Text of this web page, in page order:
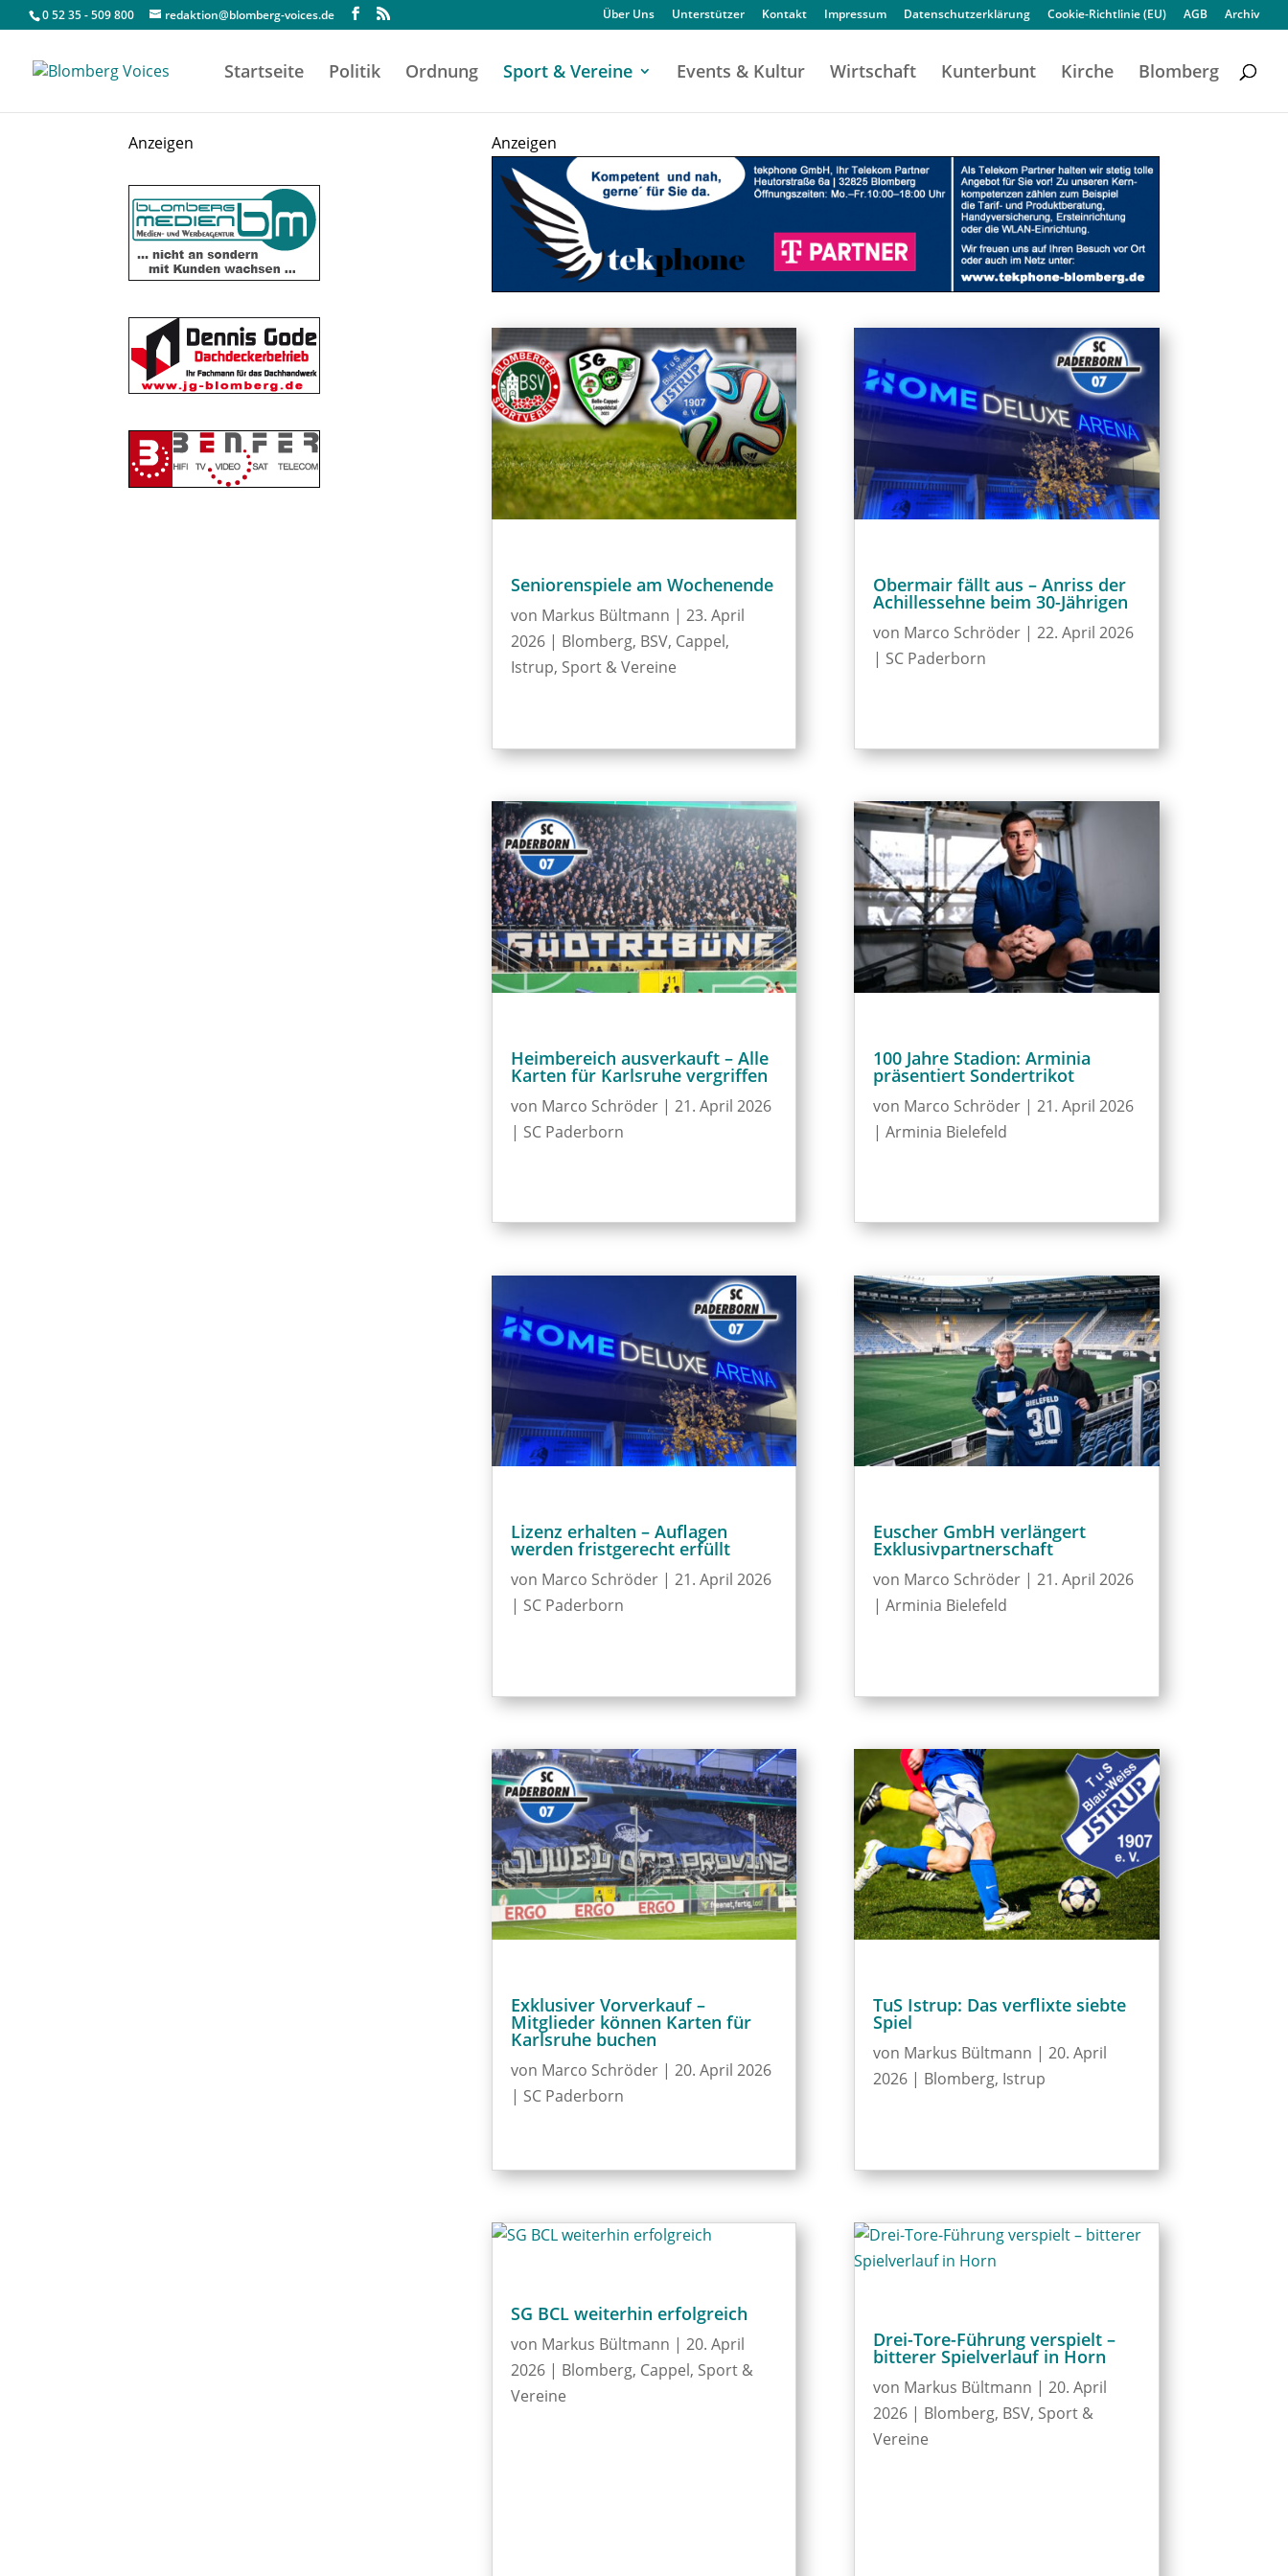
0 52 35 - 509 800 redaktion@blomberg-voices.de Über Uns Unterstützer Kontakt Impressum Datenschutzerklärung Cookie-Richtlinie (EU) AGB Archiv
Startseite Politik Ordnung Sport & Vereine Events & Kultur Wirtschaft Kunterbunt Kirche Blomberg
Anzeigen Anzeigen
Seniorenspiele am Wochenende
von Markus Bültmann | 23. April
2026| Blomberg, BSV, Cappel,
Istrup, Sport & Vereine
Heimbereich ausverkauft – Alle
Karten für Karlsruhe vergriffen
von Marco Schröder| 21. April 2026
| SC Paderborn
Lizenz erhalten – Auflagen
werden fristgerecht erfüllt
von Marco Schröder| 21. April 2026
| SC Paderborn
Exklusiver Vorverkauf –
Mitglieder können Karten für
Karlsruhe buchen
von Marco Schröder| 20. April 2026
| SC Paderborn
SG BCL weiterhin erfolgreich
von Markus Bültmann | 20. April
2026| Blomberg, Cappel, Sport &
Vereine
Obermair fällt aus – Anriss der
Achillessehne beim 30-Jährigen
von Marco Schröder| 22. April 2026
| SC Paderborn
100 Jahre Stadion: Arminia
präsentiert Sondertrikot
von Marco Schröder| 21. April 2026
| Arminia Bielefeld
Euscher GmbH verlängert
Exklusivpartnerschaft
von Marco Schröder| 21. April 2026
| Arminia Bielefeld
TuS Istrup: Das verflixte siebte
Spiel
von Markus Bültmann | 20. April
2026| Blomberg, Istrup
Drei-Tore-Führung verspielt –
bitterer Spielverlauf in Horn
von Markus Bültmann | 20. April
2026| Blomberg, BSV, Sport &
Vereine